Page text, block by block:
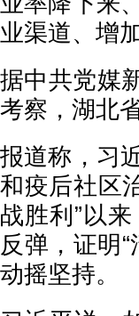
业渠道、增
据中共党媒
考察，湖北
报道称，习
和疫后社区
战胜利”以
反弹，证明
动摇坚持。